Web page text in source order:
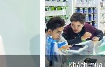
Khách mua